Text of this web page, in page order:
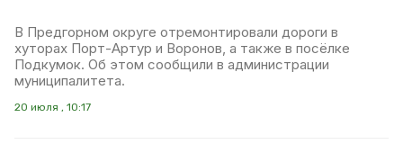
В Предгорном округе отремонтировали дороги в
хуторах Порт-Артур и Воронов, а также в посёлке
Подкумок. Об этом сообщили в администрации
муниципалитета.
20 июля , 10:17